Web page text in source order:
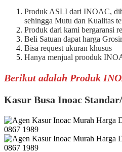
Produk ASLI dari INOAC,
sehingga Mutu dan Kualitas
Produk dari kami bergaransi
Beli Satuan dapat harga Grosir
Bisa request ukuran khusus
Hanya menjual prooduk
Berikut adalah Produk
Kasur Busa Inoac